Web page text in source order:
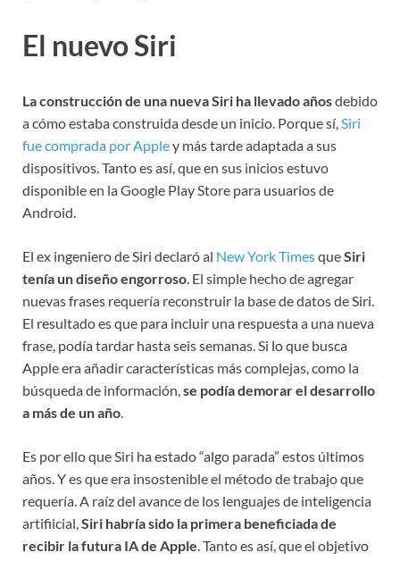
El nuevo Siri
La construcción de una nueva Siri ha llevado añosdebido
a cómo estaba construida desde un inicio. Porque sí,Siri
fue comprada por Appley más tarde adaptada a sus
dispositivos. Tanto es así, que en sus inicios estuvo
disponible en la Google Play Store para usuarios de
Android.
El ex ingeniero de Siri declaró al New York TimesqueSiri
tenía un diseño engorroso. El simple hecho de agregar
nuevas frases requería reconstruir la base de datos de Siri.
El resultado es que para incluir una respuesta a una nueva
frase, podía tardar hasta seis semanas. Si lo que busca
Apple era añadir características más complejas, como la
búsqueda de información,se podía demorar el desarrollo
a más de un año.
Es por ello que Siri ha estado “algo parada” estos últimos
años. Y es que era insostenible el método de trabajo que
requería. A raíz del avance de los lenguajes de inteligencia
artifiicial,Siri habría sido la primera beneficiada de
recibir la futura IA de Apple. Tanto es así, que el objetivo